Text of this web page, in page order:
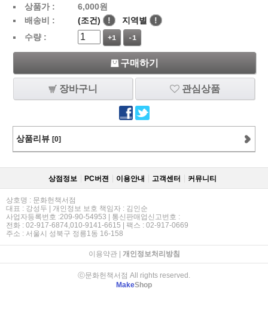
상품가 : 6,000원
배송비 :
(조건) ! 지역별
!
수량 :
+1 -1
구매하기
장바구니 관심상품
상품리뷰 [0]
상점정보 PC버젼 이용안내 고객센터 커뮤니티
상호명 : 문화헌책서점
대표 : 강성두 | 개인정보 보호 책임자 : 김인순
사업자등록번호 :209-90-54953 | 통신판매업신고번호 :
전화 : 02-917-6874,010-9141-6615 | 팩스 : 02-917-0669
주소 : 서울시 성북구 정릉1동 16-158
이용약관| 개인정보처리방침
ⓒ문화헌책서점 All rights reserved.
MakeShop